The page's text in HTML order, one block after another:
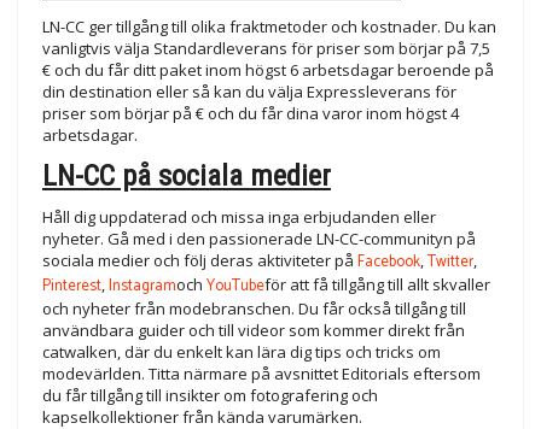
LN-CC ger tillgång till olika fraktmetoder och kostnader. Du kan
vanligtvis välja Standardleverans för priser som börjar på 7,5
€ och du får ditt paket inom högst 6 arbetsdagar beroende på
din destination eller så kan du välja Expressleverans för
priser som börjar på € och du får dina varor inom högst 4
arbetsdagar.
LN-CC på sociala medier
Håll dig uppdaterad och missa inga erbjudanden eller
nyheter. Gå med i den passionerade LN-CC-communityn på
sociala medier och följ deras aktiviteter på Facebook,Twitter,
Pinterest,Instagramoch YouTubeför att få tillgång till allt skvaller
och nyheter från modebranschen. Du får också tillgång till
användbara guider och till videor som kommer direkt från
catwalken, där du enkelt kan lära dig tips och tricks om
modevärlden. Titta närmare på avsnittet Editorials eftersom
du får tillgång till insikter om fotografering och
kapselkollektioner från kända varumärken.